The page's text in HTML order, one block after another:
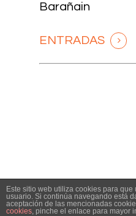
Barañain
ENTRADAS
Este sitio web utiliza cookies para
usuario. Si continúa navegando está
aceptación de las mencionadas
cookies, pinche el enlace para mayor